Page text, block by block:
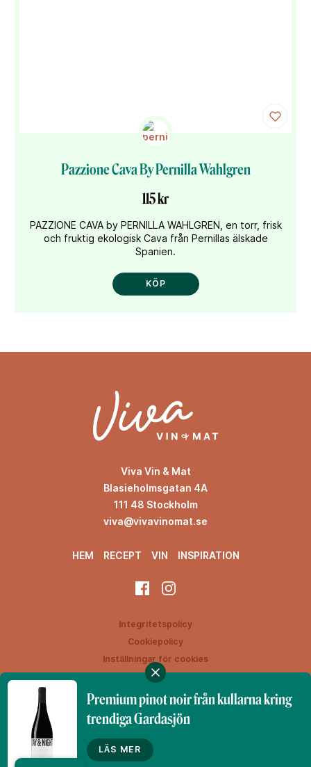
Pazzione Cava By Pernilla Wahlgren
115 kr
PAZZIONE CAVA by PERNILLA WAHLGREN, en torr, frisk
och fruktig ekologisk Cava från Pernillas älskade
Spanien.
KÖP
Viva Vin & Mat
Blasieholmsgatan 4A
111 48 Stockholm
viva@vivavinomat.se
HEM RECEPT VIN INSPIRATION
Integritetspolicy
Cookiepolicy
Inställningar för cookies
Denna webbplats drivs av Vinklubben i Norden AB
© 2026 vivavinomat.se
Premium pinot noir från kullarna kring
trendiga Gardasjön
LÄS MER